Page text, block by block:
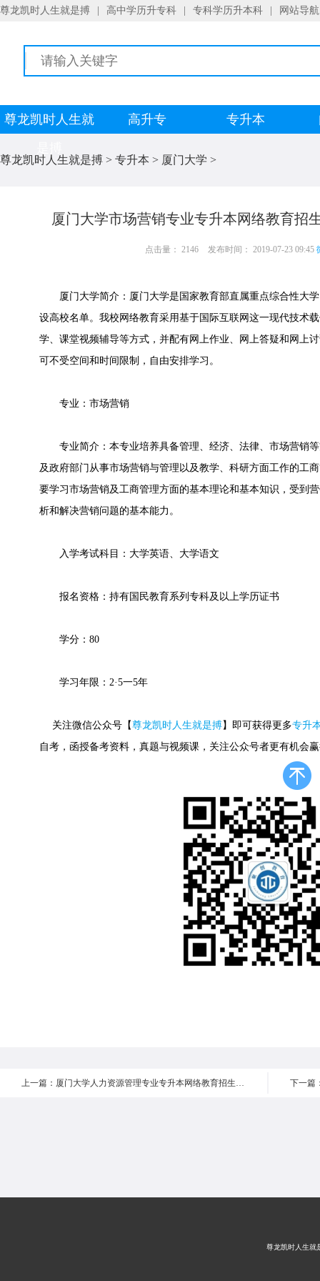
尊龙凯时人生就是搏 高中学历升专科 专科学历升本科 网站导航
尊龙凯时人生就
高升专 专升本
尊龙凯时人生就是搏 > 专升本 > 厦门大学 >
厦门大学市场营销专业专升本网络教育招
点击量： 2146 发布时间： 2019-07-23 09:45
厦门大学简介：厦门大学是国家教育部直属重点综合性大学
设高校名单。我校网络教育采用基于国际互联网这一现代技术
学、课堂视频辅导等方式，并配有网上作业、网上答疑和网上
可不受空间和时间限制，自由安排学习。
专业：市场营销
专业简介： 本专业培养具备管理、经济、法律、市场营销
及政府部门从事市场营销与管理以及教学、科研方面工作的工
要学习市场营销及工商管理方面的基本理论和基本知识，受到
析和解决营销问题的基本能力。
入学考试科目： 大学英语、 大学语文
报名资格： 持有国民教育系列专科及以上学历证书
学分：80
学习年限：2·5一5年
关注微信公众号【尊龙凯时人生就是搏】即可获得更多专升
自考，函授备考资料，真题与视频课，关注公众号者更有机会
上一篇：厦门大学人力资源管理专业专升本网络教育招生简章
尊龙凯时人生就